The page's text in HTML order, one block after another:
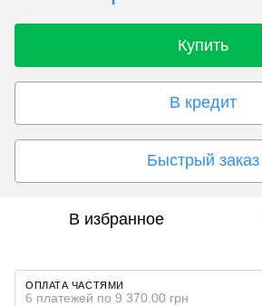
Купить
В кредит
Быстрый заказ
В избранное
ОПЛАТА ЧАСТЯМИ
6 платежей по 9 370.00 грн